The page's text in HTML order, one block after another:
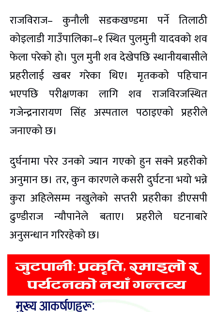
राजविराज– कुनौली सडकखण्डमा पर्ने तिलाठी
कोइलाडी गाउँपालिका–१ स्थित पुलमुनी यादवको शव
फेला परेको हो। पुल मुनी शव देखेपछि स्थानीयबासीले
प्रहरीलाई खबर गरेका थिए। मृतकको पहिचान
भएपछि परीक्षणका लागि शव राजविरजस्थित
गजेन्द्रनारायण सिंह अस्पताल पठाइएको प्रहरीले
जनाएको छ।
दुर्घनामा परेर उनको ज्यान गएको हुन सक्ने प्रहरीको
अनुमान छ। तर, कुन कारणले कसरी दुर्घटना भयो भन्ने
कुरा अहिलेसम्म नखुलेको सप्तरी प्रहरीका डीएसपी
ढुण्डीराज न्यौपानेले बताए। प्रहरीले घटनाबारे
अनुसन्धान गरिरहेको छ।